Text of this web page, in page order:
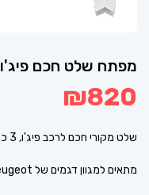
מפתח שלט חכם פיג'ו Peugeot ID46
₪820
שלט מקורי חכם לרכב פיג'ו, 3 כפתורים
מתאים למגוון דגמים של Peugeot